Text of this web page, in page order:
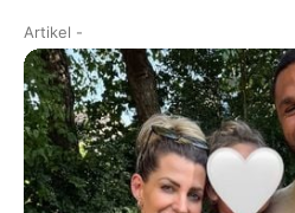
Artikel -